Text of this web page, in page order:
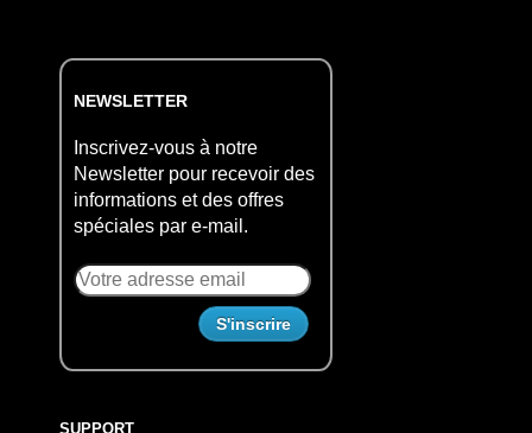
NEWSLETTER
Inscrivez-vous à notre
Newsletter pour recevoir des
informations et des offres
spéciales par e-mail.
SUPPORT